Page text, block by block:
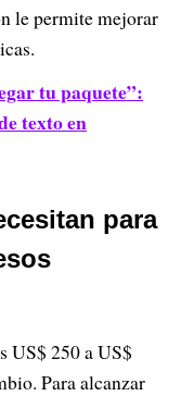
le permite mejorar
tu paquete”:
texto en
para
US$ 250 a US$
Para alcanzar